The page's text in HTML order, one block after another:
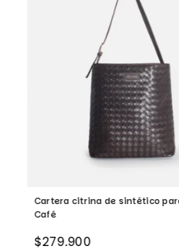
Cartera citrina de sintético
Café
Precio
$279.900